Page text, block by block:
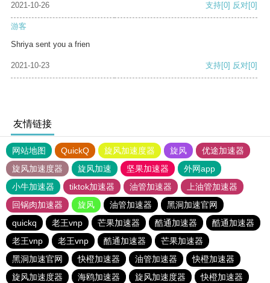
2021-10-26 支持[0] 反对[0]
游客
Shriya sent you a frien
2021-10-23 支持[0] 反对[0]
友情链接
网站地图 QuickQ 旋风加速度器 旋风
优途加速器
旋风加速度器
旋风加速 坚果加速器
外网app
小牛加速器
tiktok加速器 油管加速器
上油管加速器
回锅肉加速器
旋风 油管加速器
黑洞加速官网
quickq
老王vnp 芒果加速器 酷通加速器
酷通加速器
老王vnp
老王vnp 酷通加速器
芒果加速器
黑洞加速官网
快橙加速器 油管加速器
快橙加速器
旋风加速度器
海鸥加速器 旋风加速度器 快橙加速器